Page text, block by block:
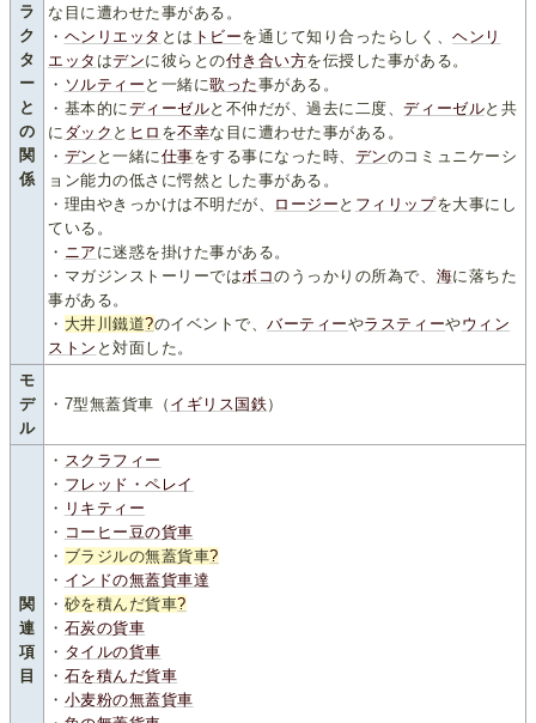
ラ
ク
タ
ー
と
の
関
係
な目に遭わせた事がある。
・ ヘンリエッタ とは トビーを通じて知り合ったらしく、ヘンリ
エッタ はデンに彼らとの付き合い方を伝授した事がある。
・ ソルティー と一緒に歌った事がある。
・基本的にディーゼルと不仲だが、過去に二度、ディーゼルと共
に ダック と ヒロ を不幸な目に遭わせた事がある。
・ デン と一緒に仕事をする事になった時、 デンのコミュニケーシ
ョン能力の低さに愕然とした事がある。
・理由やきっかけは不明だが、
ロージー と フィリップを大事にし
ている。
・ ニア に迷惑を掛けた事がある。
・マガジンストーリーではボコのうっかりの所為で、 海に落ちた
事がある。
・ 大井川鐵道?のイベントで、バーティーやラスティーやウィン
ストン と対面した。
モ
デ
ル
・7型無蓋貨車（ イギリス国鉄）
関
連
項
目
・ スクラフィー
・ フレッド・ペレイ
・ リキティー
・ コーヒー豆の貨車
・ ブラジルの無蓋貨車?
・ インドの無蓋貨車達
・ 砂を積んだ貨車?
・ 石炭の貨車
・ タイルの貨車
・ 石を積んだ貨車
・ 小麦粉の無蓋貨車